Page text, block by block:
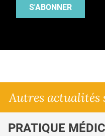
S'ABONNER
Autres actualités
PRATIQUE